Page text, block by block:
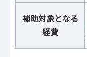
補助対象となる
経費